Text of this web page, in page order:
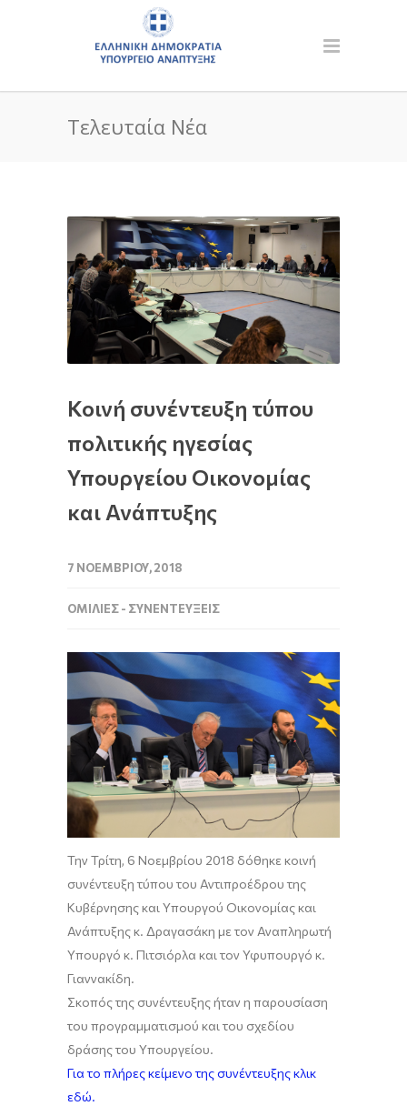
Τελευταία Νέα
Κοινή συνέντευξη τύπου
πολιτικής ηγεσίας
Υπουργείου Οικονομίας
και Ανάπτυξης
7 ΝΟΕΜΒΡΊΟΥ, 2018
ΟΜΙΛΊΕΣ - ΣΥΝΕΝΤΕΎΞΕΙΣ
Την Τρίτη, 6 Νοεμβρίου 2018 δόθηκε κοινή
συνέντευξη τύπου του Αντιπροέδρου της
Κυβέρνησης και Υπουργού Οικονομίας και
Ανάπτυξης κ. Δραγασάκη με τον Αναπληρωτή
Υπουργό κ. Πιτσιόρλα και τον Υφυπουργό κ.
Γιαννακίδη.
Σκοπός της συνέντευξης ήταν η παρουσίαση
του προγραμματισμού και του σχεδίου
δράσης του Υπουργείου.
Για το πλήρες κείμενο της συνέντευξης κλικ
εδώ.